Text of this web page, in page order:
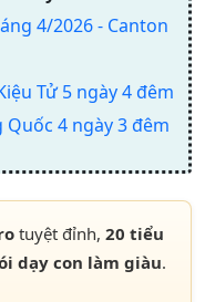
4/2026 - Canton
Tử 5 ngày 4 đêm
Quốc 4 ngày 3 đêm
tuyệt đỉnh, 20 tiểu
dạy con làm giàu.